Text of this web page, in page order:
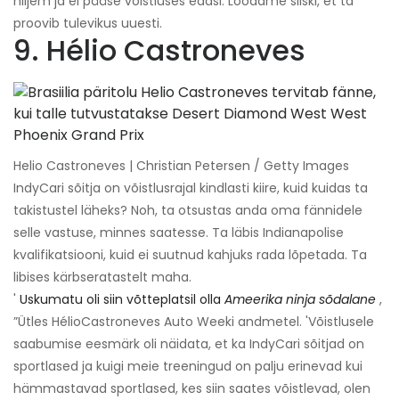
proovib tulevikus uuesti.
9. Hélio Castroneves
Helio Castroneves | Christian Petersen / Getty Images
IndyCari sõitja on võistlusrajal kindlasti kiire, kuid kuidas ta
takistustel läheks? Noh, ta otsustas anda oma fännidele
selle vastuse, minnes saatesse. Ta läbis Indianapolise
kvalifikatsiooni, kuid ei suutnud kahjuks rada lõpetada. Ta
libises kärbseratastelt maha.
' Uskumatu oli siin võtteplatsil olla Ameerika ninja sõdalane ,
”Ütles HélioCastroneves Auto Weeki andmetel. 'Võistlusele
saabumise eesmärk oli näidata, et ka IndyCari sõitjad on
sportlased ja kuigi meie treeningud on palju erinevad kui
hämmastavad sportlased, kes siin saates võistlevad, olen